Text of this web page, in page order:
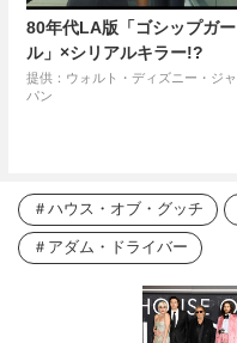
80年代LA版「ゴシップガー
ル」×シリアルキラー!?
提供：ウォルト・ディズニー・ジャ
パン
ハウス・オブ・グッチ
アダム・ドライバー